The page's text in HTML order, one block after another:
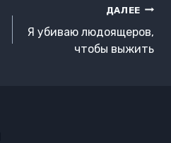
ДАЛЕЕ
Я убиваю людоящеров,
чтобы выжить